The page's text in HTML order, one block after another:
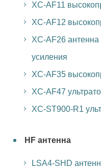
XC-AF11
XC-AF12
XC-AF26
усиления
XC-AF35
XC-AF47
XC-ST900-R1
HF антенна
LSA4-SHD